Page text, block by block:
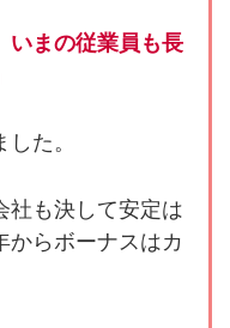
いまの従業員も長
た。
社も決して安定は
からボーナスはカ